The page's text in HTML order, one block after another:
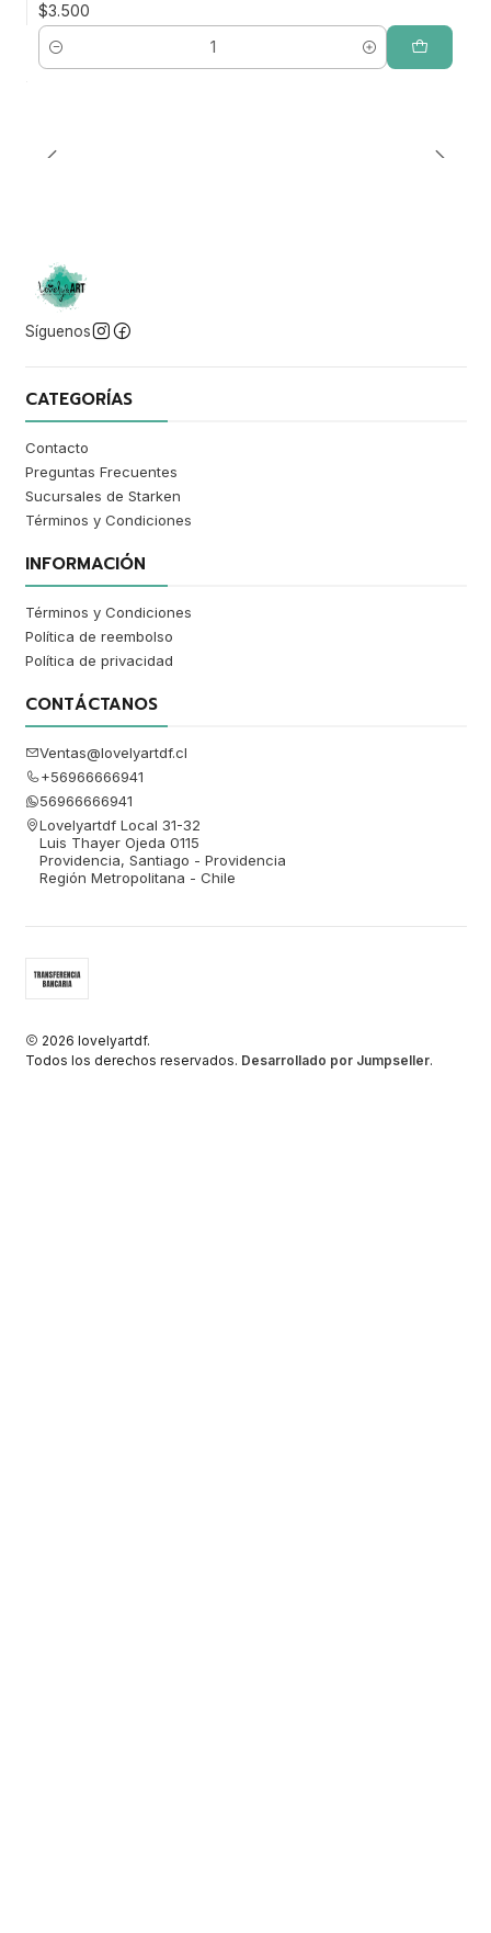
$3.500
Cantidad
Síguenos
CATEGORÍAS
Contacto
Preguntas Frecuentes
Sucursales de Starken
Términos y Condiciones
INFORMACIÓN
Términos y Condiciones
Política de reembolso
Política de privacidad
CONTÁCTANOS
Ventas@lovelyartdf.cl
+56966666941
56966666941
Lovelyartdf Local 31-32
Luis Thayer Ojeda 0115
Providencia, Santiago - Providencia
Región Metropolitana - Chile
2026 lovelyartdf.
Todos los derechos reservados. Desarrollado por Jumpseller.